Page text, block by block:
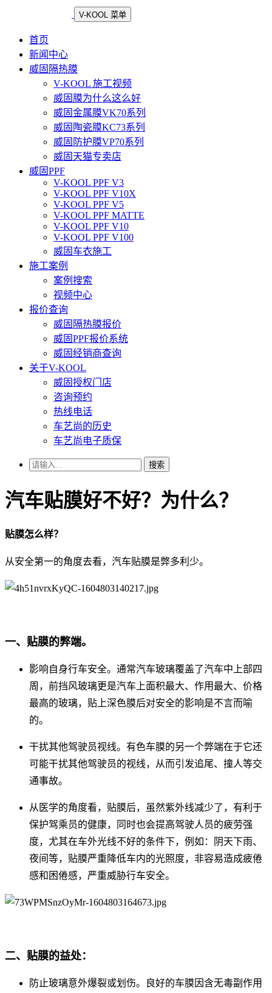
V-KOOL 菜单
首页
新闻中心
威固隔热膜
V-KOOL 施工视频
威固膜为什么这么好
威固金属膜VK70系列
威固陶瓷膜KC73系列
威固防护膜VP70系列
威固天猫专卖店
威固PPF
V-KOOL PPF V3
V-KOOL PPF V10X
V-KOOL PPF V5
V-KOOL PPF MATTE
V-KOOL PPF V10
V-KOOL PPF V100
威固车衣施工
施工案例
案例搜索
视频中心
报价查询
威固隔热膜报价
威固PPF报价系统
威固经销商查询
关于V-KOOL
威固授权门店
咨询预约
热线电话
车艺尚的历史
车艺尚电子质保
搜索
汽车贴膜好不好？为什么？
贴膜怎么样？
从安全第一的角度去看，汽车贴膜是弊多利少。
一、贴膜的弊端。
影响自身行车安全。通常汽车玻璃覆盖了汽车中上部四
周，前挡风玻璃更是汽车上面积最大、作用最大、价格
最高的玻璃，贴上深色膜后对安全的影响是不言而喻
的。
干扰其他驾驶员视线。有色车膜的另一个弊端在于它还
可能干扰其他驾驶员的视线，从而引发追尾、撞人等交
通事故。
从医学的角度看，贴膜后，虽然紫外线减少了，有利于
保护驾乘员的健康，同时也会提高驾驶人员的疲劳强
度，尤其在车外光线不好的条件下，例如：阴天下雨、
夜间等，贴膜严重降低车内的光照度，非容易造成疲倦
感和困倦感，严重威胁行车安全。
二、贴膜的益处：
防止玻璃意外爆裂或划伤。良好的车膜因含无毒副作用